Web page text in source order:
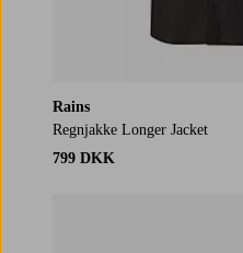
Rains
Regnjakke Longer Jacket
799 DKK